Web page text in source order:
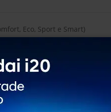
Eco, Sport e Smart)
de 8 velocidades com
wire
digital